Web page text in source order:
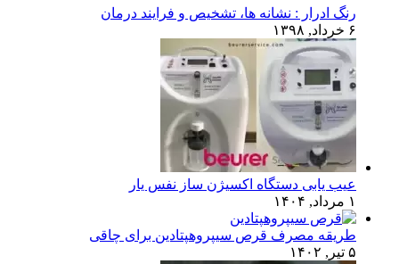
رنگ ادرار : نشانه ها، تشخیص و فرایند درمان
۶ خرداد, ۱۳۹۸
عیب یابی دستگاه اکسیژن ساز نفس یار
۱ مرداد, ۱۴۰۴
طریقه مصرف قرص سیپروهپتادین برای چاقی
۵ تیر, ۱۴۰۲